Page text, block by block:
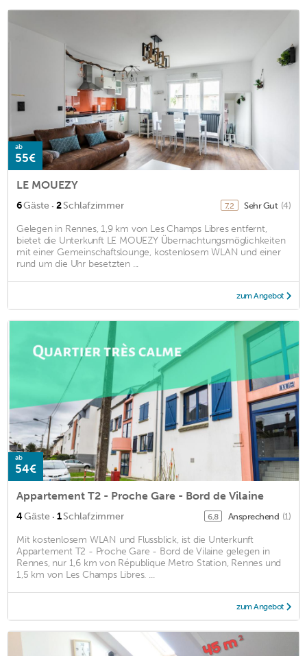
ab
55€
LE MOUEZY
6Gäste · 2Schlafzimmer 7,2 Sehr Gut (4)
Gelegen in Rennes, 1,9 km von Les Champs Libres entfernt,
bietet die Unterkunft LE MOUEZY Übernachtungsmöglichkeiten
mit einer Gemeinschaftslounge, kostenlosem WLAN und einer
rund um die Uhr besetzten ...
zum Angebot
ab
54€
Appartement T2 - Proche Gare - Bord de Vilaine
4Gäste · 1Schlafzimmer 6,8 Ansprechend (1)
Mit kostenlosem WLAN und Flussblick, ist die Unterkunft
Appartement T2 - Proche Gare - Bord de Vilaine gelegen in
Rennes, nur 1,6 km von République Metro Station, Rennes und
1,5 km von Les Champs Libres. ...
zum Angebot